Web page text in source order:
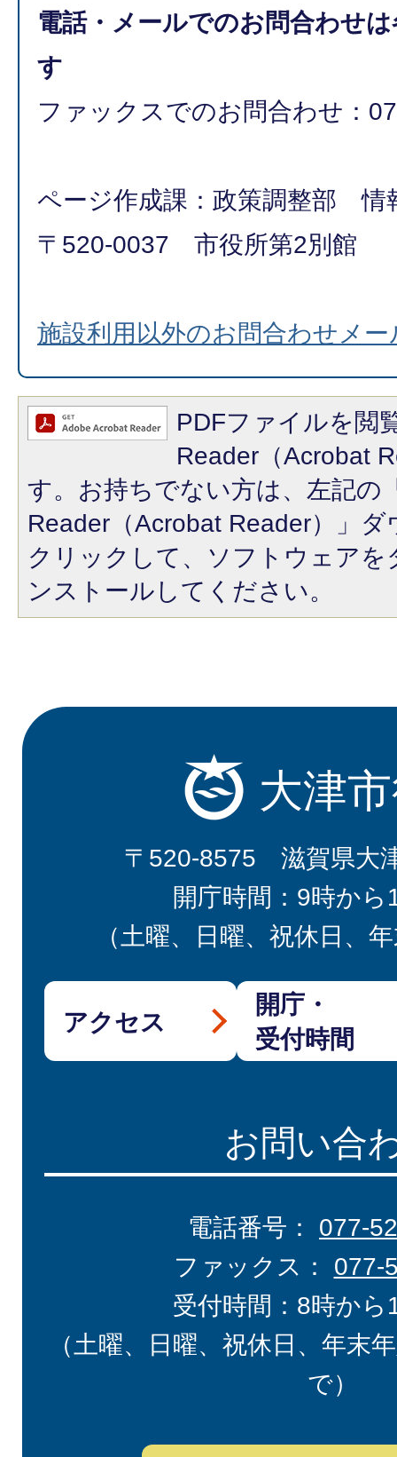
電話・メールでのお問合わせ
す
ファックスでのお問合わせ：
ページ作成課：政策調整部
〒520-0037 市役所第2別館
施設利用以外のお問合わせメ
PDFファイルを閲
Reader（Acrobat
す。お持ちでない方は、左記の
Reader（Acrobat Reader）」
クリックして、ソフトウェア
ンストールしてください。
大津
〒520-8575 滋賀県大
開庁時間：9時から
（土曜、日曜、祝休日、
アクセス
開庁・
受付時間
お問い合
電話番号： 077-
ファックス： 077-
受付時間：8時から
（土曜、日曜、祝休日、年末
で）